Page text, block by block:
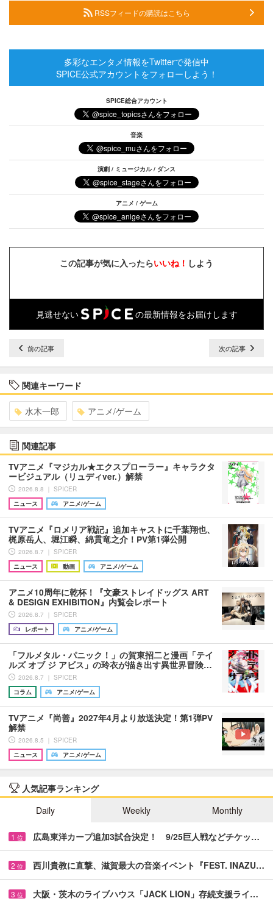
RSSフィードの購読はこちら
多彩なエンタメ情報をTwitterで発信中
SPICE公式アカウントをフォローしよう！
SPICE総合アカウント
音楽
演劇 / ミュージカル / ダンス
アニメ / ゲーム
この記事が気に入ったらいいね！ しよう
見逃せない の最新情報をお届けします
前の記事 次の記事
関連キーワード
水木一郎 アニメ/ゲーム
関連記事
TVアニメ『マジカル★エクスプローラー』キャラクタ
ービジュアル（リュディver.）解禁
2026.8.8 ｜ SPICER
ニュース
アニメ/ゲーム
TVアニメ『ロメリア戦記』追加キャストに千葉翔也、
梶原岳人、堀江瞬、綿貫竜之介！PV第1弾公開
2026.8.7 ｜ SPICER
ニュース
動画 アニメ/ゲーム
アニメ10周年に乾杯！『文豪ストレイドッグス ART
& DESIGN EXHIBITION』内覧会レポート
2026.8.7 ｜ SPICER
レポート
アニメ/ゲーム
「フルメタル・パニック！」の賀東招二と漫画「テイ
ルズ オブ ジ アビス」の玲衣が描き出す異世界冒険…
2026.8.7 ｜ SPICER
コラム
アニメ/ゲーム
TVアニメ『尚善』2027年4月より放送決定！第1弾PV
解禁
2026.8.5 ｜ SPICER
ニュース
アニメ/ゲーム
人気記事ランキング
Daily
Weekly Monthly
1 位 広島東洋カープ追加3試合決定！ 9/25巨人戦などチケッ…
2 位 西川貴教に直撃、滋賀最大の音楽イベント『FEST. INAZU…
3 位 大阪・茨木のライブハウス「JACK LION」存続支援ライ…